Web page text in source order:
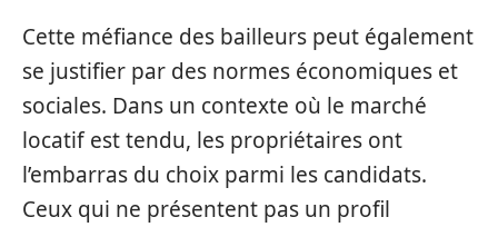
Cette méfiance des bailleurs peut également
se justifier par des normes économiques et
sociales. Dans un contexte où le marché
locatif est tendu, les propriétaires ont
l’embarras du choix parmi les candidats.
Ceux qui ne présentent pas un profil